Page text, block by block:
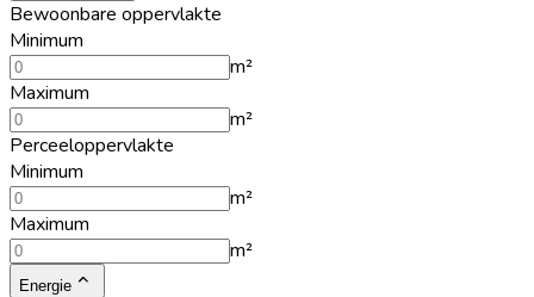
Bewoonbare oppervlakte
Minimum
m²
Maximum
m²
Perceeloppervlakte
Minimum
m²
Maximum
m²
Energie